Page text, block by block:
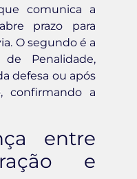
comunica a
prazo para
O segundo é a
Penalidade,
defesa ou após
confirmando a
entre
e